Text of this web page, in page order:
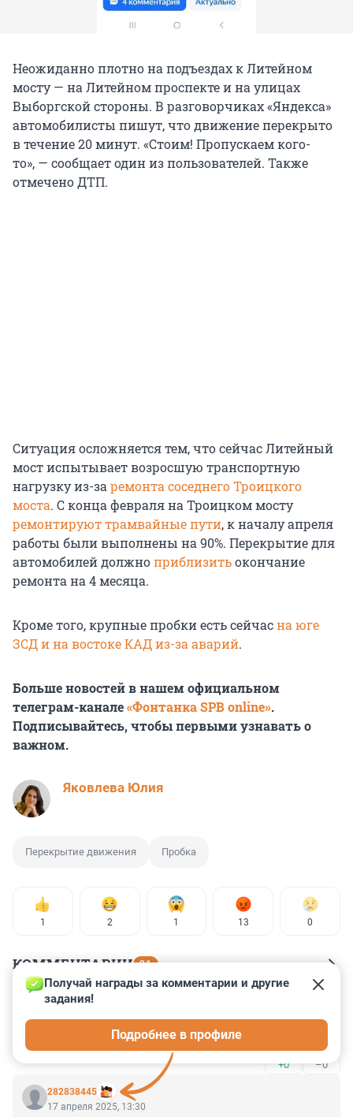
Неожиданно плотно на подъездах к Литейном
мосту — на Литейном проспекте и на улицах
Выборгской стороны. В разговорчиках «Яндекса»
автомобилисты пишут, что движение перекрыто
в течение 20 минут. «Стоим! Пропускаем кого-
то», — сообщает один из пользователей. Также
отмечено ДТП.
Ситуация осложняется тем, что сейчас Литейный
мост испытывает возросшую транспортную
нагрузку из-за ремонта соседнего Троицкого
моста. С конца февраля на Троицком мосту
ремонтируют трамвайные пути, к началу апреля
работы были выполнены на 90%. Перекрытие для
автомобилей должноприблизитьокончание
ремонта на 4 месяца.
Кроме того, крупные пробки есть сейчасна юге
ЗСД и на востоке КАД из-за аварий.
Больше новостей в нашем официальном
телеграм-канале«Фонтанка SPB online».
Подписывайтесь, чтобы первыми узнавать о
важном.
Яковлева Юлия
Перекрытие движения Пробка
1 2 1 13 0
КОММЕНТАРИИ 21
Гость
Нужно чтобы нейросети регулировали трафик
+0 –0
282838445
Получай награды за комментарии и другие
задания!
Подробнее в профиле
17 апреля 2025, 13:30